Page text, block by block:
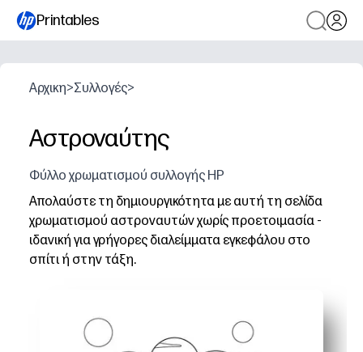
Printables
Αρχικη>Συλλογές>
Αστροναύτης
Φύλλο χρωματισμού συλλογής HP
Απολαύστε τη δημιουργικότητα με αυτή τη σελίδα
χρωματισμού αστροναυτών χωρίς προετοιμασία -
ιδανική για γρήγορες διαλείμματα εγκεφάλου στο
σπίτι ή στην τάξη.
Τα έντονα περιγράμματα υποστηρίζουν τον καθαρό
Το θέμα του διαστήματος προκαλεί περιέργεια -